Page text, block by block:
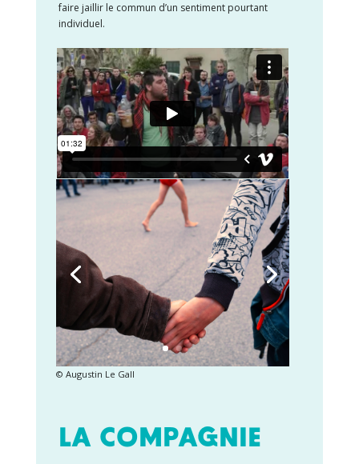
faire jaillir le commun d’un sentiment pourtant
individuel.
© Augustin Le Gall
LA COMPAGNIE